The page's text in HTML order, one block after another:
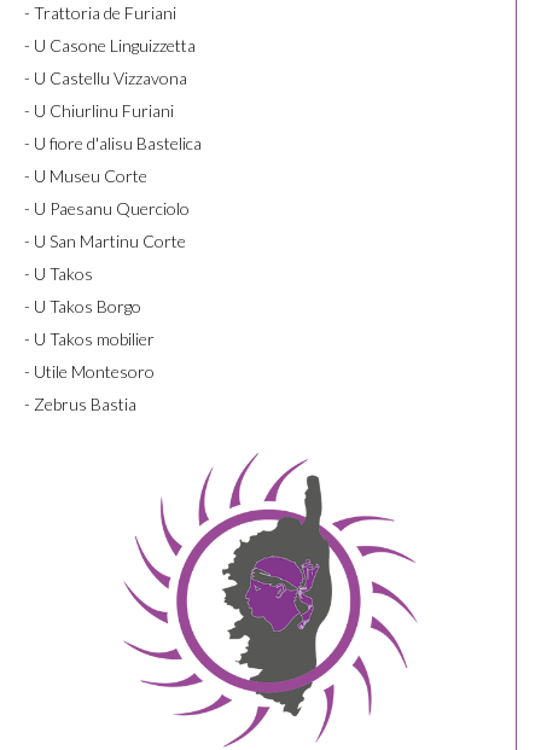
- Trattoria de Furiani
- U Casone Linguizzetta
- U Castellu Vizzavona
- U Chiurlinu Furiani
- U fiore d'alisu Bastelica
- U Museu Corte
- U Paesanu Querciolo
- U San Martinu Corte
- U Takos
- U Takos Borgo
- U Takos mobilier
- Utile Montesoro
- Zebrus Bastia